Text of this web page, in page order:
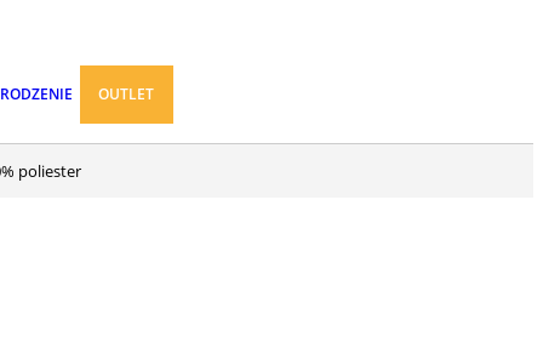
OUTLET
poliester